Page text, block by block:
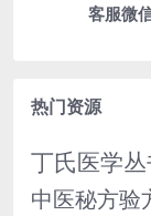
客服微
热门资源
丁氏医学
中医秘方验